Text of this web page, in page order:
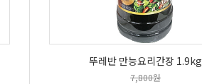
뚜레반 만능요리간장 1.9kg
7,800원